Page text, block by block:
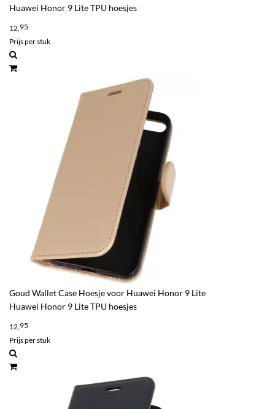
Huawei Honor 9 Lite TPU hoesjes
12,95
Prijs per stuk
Goud Wallet Case Hoesje voor Huawei Honor 9 Lite
Huawei Honor 9 Lite TPU hoesjes
12,95
Prijs per stuk